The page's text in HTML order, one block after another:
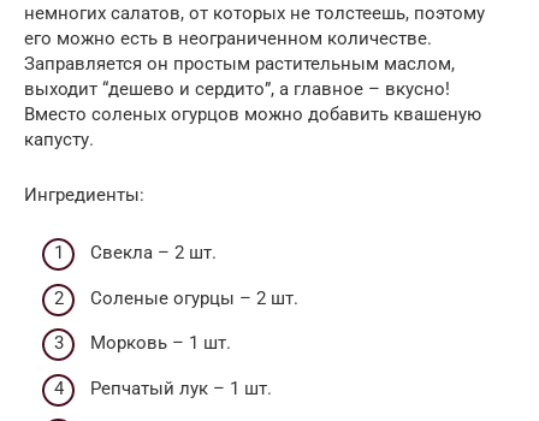
немногих салатов, от которых не толстеешь, поэтому
его можно есть в неограниченном количестве.
Заправляется он простым растительным маслом,
выходит “дешево и сердито”, а главное – вкусно!
Вместо соленых огурцов можно добавить квашеную
капусту.
Ингредиенты:
Свекла – 2 шт.
Соленые огурцы – 2 шт.
Морковь – 1 шт.
Репчатый лук – 1 шт.